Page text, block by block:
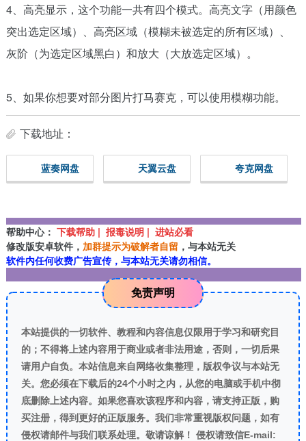
4、高亮显示，这个功能一共有四个模式。高亮文字（用颜色
突出选定区域）、高亮区域（模糊未被选定的所有区域）、
灰阶（为选定区域黑白）和放大（大放选定区域）。
5、如果你想要对部分图片打马赛克，可以使用模糊功能。
下载地址：
蓝奏网盘 天翼云盘 夸克网盘
帮助中心： 下载帮助 | 报毒说明 | 进站必看
修改版安卓软件， 加群提示为破解者自留 ，与本站无关
软件内任何收费广告宣传，与本站无关请勿相信。
免责声明
本站提供的一切软件、教程和内容信息仅限用于学习和研究目
的；不得将上述内容用于商业或者非法用途，否则，一切后果
请用户自负。本站信息来自网络收集整理，版权争议与本站无
关。您必须在下载后的24个小时之内，从您的电脑或手机中彻
底删除上述内容。如果您喜欢该程序和内容，请支持正版，购
买注册，得到更好的正版服务。我们非常重视版权问题，如有
侵权请邮件与我们联系处理。敬请谅解！ 侵权请致信E-mail: